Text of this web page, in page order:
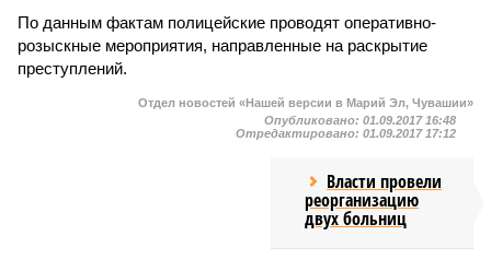
По данным фактам полицейские проводят оперативно-
розыскные мероприятия, направленные на раскрытие
преступлений.
Отдел новостей «Нашей версии в Марий Эл, Чувашии»
Опубликовано: 01.09.2017 16:48
Отредактировано: 01.09.2017 17:12
Власти провели
реорганизацию
двух больниц